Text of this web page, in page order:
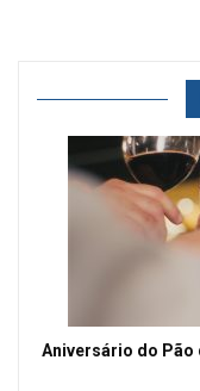
Aniversário do Pão